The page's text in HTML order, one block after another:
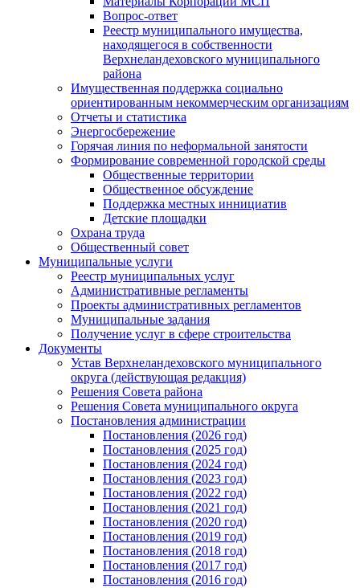
Вопрос-ответ
Реестр муниципального имущества,
находящегося в собственности
Верхнеландеховского муниципального
района
Имущественная поддержка социально
ориентированным некоммерческим организациям
Отчеты и статистика
Энергосбережение
Горячая линия по неформальной занятости
Формирование современной городской среды
Общественные территории
Общественное обсуждение
Поддержка местных иннициатив
Детские площадки
Охрана труда
Общественный совет
Муниципальные услуги
Реестр муниципальных услуг
Административные регламенты
Проекты административных регламентов
Муниципальные задания
Получение услуг в сфере строительства
Документы
Устав Верхнеландеховского муниципального
округа (действующая редакция)
Решения Совета района
Решения Совета муниципального округа
Постановления администрации
Постановления (2026 год)
Постановления (2025 год)
Постановления (2024 год)
Постановления (2023 год)
Постановления (2022 год)
Постановления (2021 год)
Постановления (2020 год)
Постановления (2019 год)
Постановления (2018 год)
Постановления (2017 год)
Постановления (2016 год)